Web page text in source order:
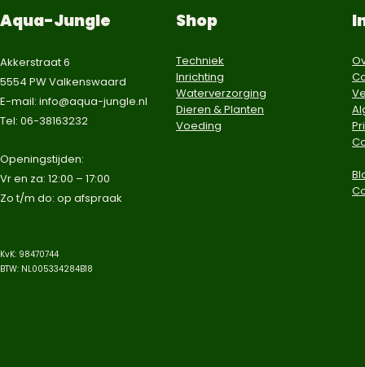
Aqua-Jungle
Akkerstraat 6
5554 PW Valkenswaard
E-mail: info@aqua-jungle.nl
Tel: 06-38163232
​Openingstijden:
Vr en za: 12:00 – 17:00
Zo t/m do: op afspraak​
KvK: 98470744
BTW: NL005334284B18
Shop
Techniek
Inrichting
Waterverzorging
Dieren & Planten
Voeding